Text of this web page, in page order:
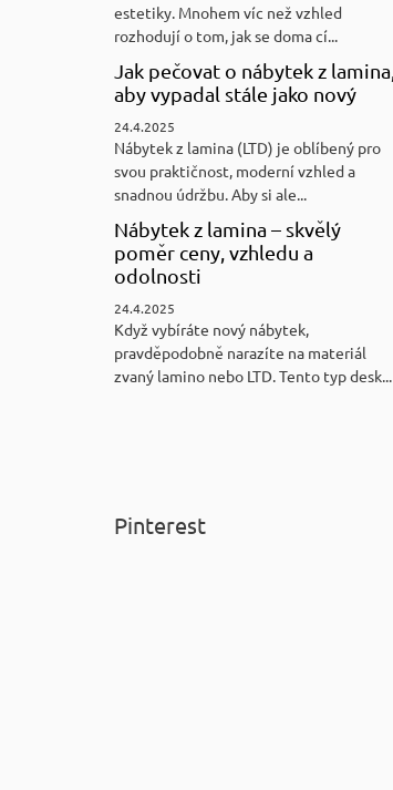
estetiky. Mnohem víc než vzhled
rozhodují o tom, jak se doma cí...
Jak pečovat o nábytek z lamina,
aby vypadal stále jako nový
24.4.2025
Nábytek z lamina (LTD) je oblíbený pro
svou praktičnost, moderní vzhled a
snadnou údržbu. Aby si ale...
Nábytek z lamina – skvělý
poměr ceny, vzhledu a
odolnosti
24.4.2025
Když vybíráte nový nábytek,
pravděpodobně narazíte na materiál
zvaný lamino nebo LTD. Tento typ desk...
Pinterest